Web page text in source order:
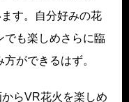
す。自分好みの花
でも楽しめさらに臨
ができるはず。
らVR花火を楽しめ